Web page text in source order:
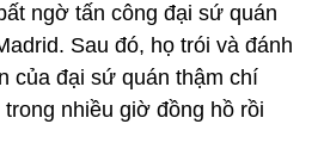
ngờ tấn công đại sứ quán
Sau đó, họ trói và đánh
của đại sứ quán thậm chí
nhiều giờ đồng hồ rồi